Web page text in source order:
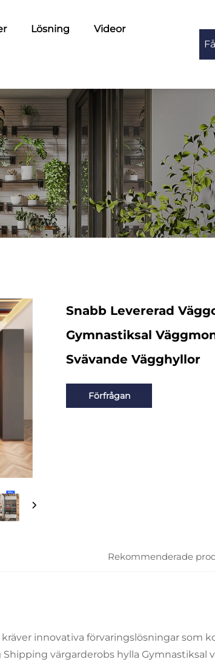
Lösning Videor
Snabb Levererad
Gymnastiksal
Svävande Vägghyllor
Förfrågan
Rekommenderade
innovativa förvaringslösningar som
värgarderobs hylla Gymnastiksal